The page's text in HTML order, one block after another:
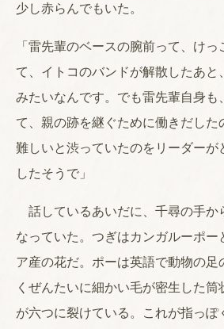
少し赤らんでもいた。
「雷先輩のベースの腕前って、け
て、イトコのバンドが解散したあと
みたいなんです。でも雷先輩自身も
て、親の跡を継ぐために働きだした
難しいと渋っていたのをリーダーが
したそうで」
話しているあいだに、千尋の手か
なっていた。つぎはカンガルーポー
ア産の花だ。ポーは英語で動物の足
くぜんたいに細かい毛が密生した筒
が六つに裂けている。これが指っぽ